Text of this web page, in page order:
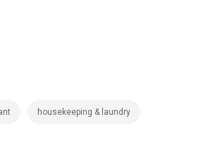
housekeeping & laundry